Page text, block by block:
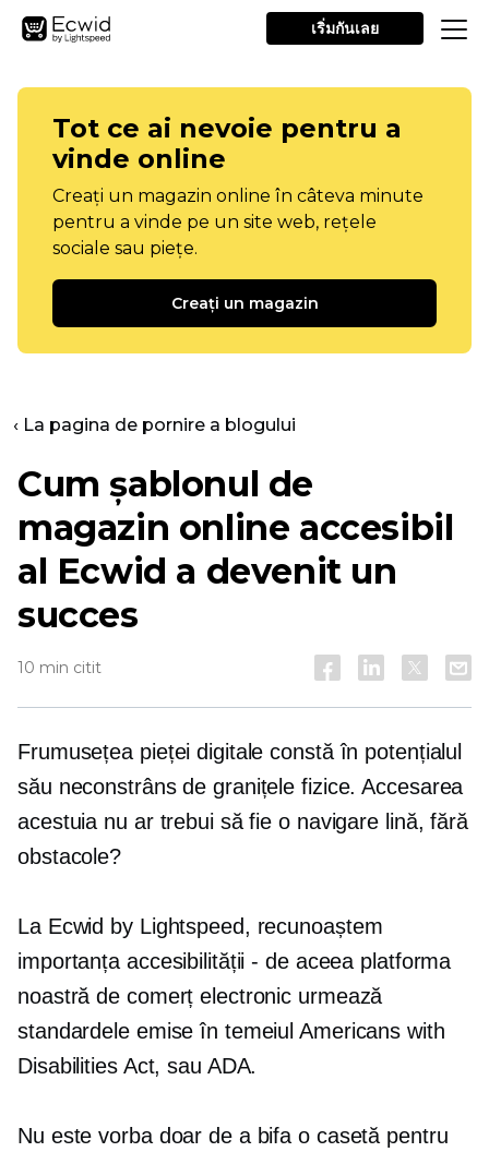
เริ่มกันเลย
Tot ce ai nevoie pentru a
vinde online
Creați un magazin online în câteva minute
pentru a vinde pe un site web, rețele
sociale sau piețe.
Creați un magazin
‹ La pagina de pornire a blogului
Cum șablonul de
magazin online accesibil
al Ecwid a devenit un
succes
10 min citit
Frumusețea pieței digitale constă în potențialul
său neconstrâns de granițele fizice. Accesarea
acestuia nu ar trebui să fie o navigare lină, fără
obstacole?
La Ecwid by Lightspeed, recunoaștem
importanța accesibilității - de aceea platforma
noastră de comerț electronic urmează
standardele emise în temeiul Americans with
Disabilities Act, sau ADA.
Nu este vorba doar de a bifa o casetă pentru